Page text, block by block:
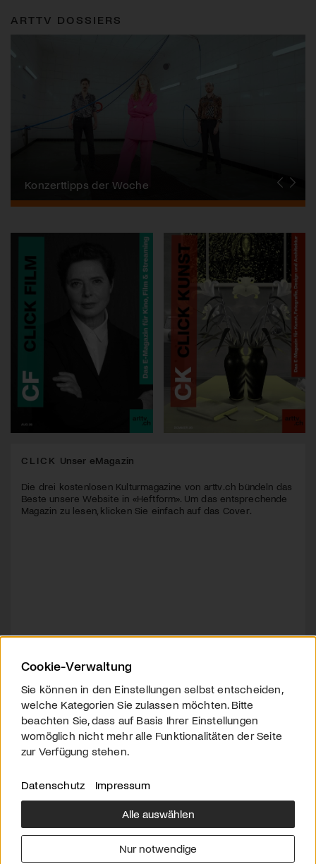
ARTTV DOSSIERS
Alpentöne
Konzerttipps der Woche
Stanser Musiktage
FONDATION SUISA
Festival da Jazz
J.S. Bach-Stiftung
CLICK Unser eMagazin
Die drei kostenlosen Kulturmagazine von arttv.ch bündeln das
Beste unsere Website in «Heftform». Um das entsprechende
Magazin zu lesen, klicken Sie einfach auf das Cover.
Über uns
Downloads
Werben
Impressum
Cookie-Verwaltung
Sie können in den Einstellungen selbst entscheiden,
welche Kategorien Sie zulassen möchten. Bitte
beachten Sie, dass auf Basis Ihrer Einstellungen
womöglich nicht mehr alle Funktionalitäten der Seite
zur Verfügung stehen.
Datenschutz Impressum
Alle auswählen
Nur notwendige